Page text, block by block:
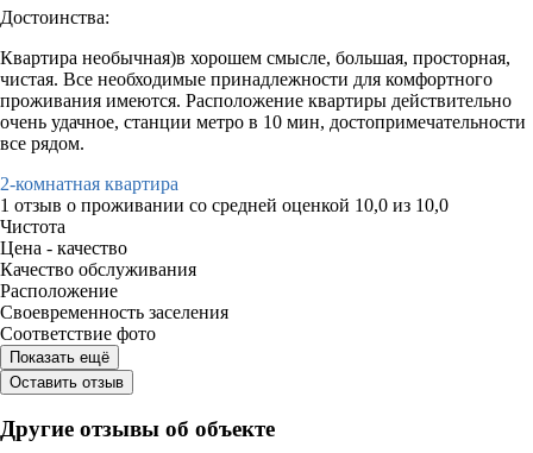
Достоинства:
Квартира необычная)в хорошем смысле, большая, просторная,
чистая. Все необходимые принадлежности для комфортного
проживания имеются. Расположение квартиры действительно
очень удачное, станции метро в 10 мин, достопримечательности
все рядом.
2-комнатная квартира
1 отзыв о проживании со средней оценкой 10,0 из 10,0
Чистота
Цена - качество
Качество обслуживания
Расположение
Своевременность заселения
Соответствие фото
Показать ещё
Оставить отзыв
Другие отзывы об объекте